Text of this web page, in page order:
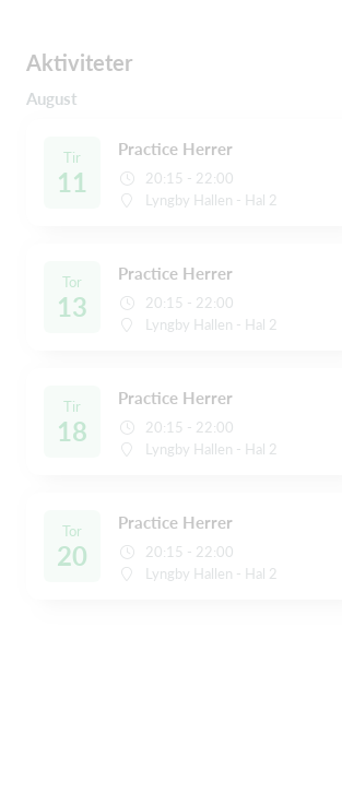
Aktiviteter
August
Tir
11
Practice Herrer
20:15 - 22:00
Lyngby Hallen - Hal 2
Tor
13
Practice Herrer
20:15 - 22:00
Lyngby Hallen - Hal 2
Tir
18
Practice Herrer
20:15 - 22:00
Lyngby Hallen - Hal 2
Tor
20
Practice Herrer
20:15 - 22:00
Lyngby Hallen - Hal 2